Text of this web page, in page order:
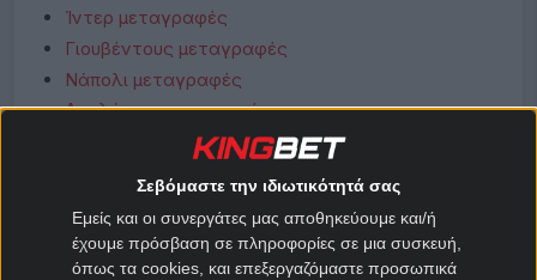
Σεβόμαστε την ιδιωτικότητά σας
Εμείς και οι συνεργάτες μας αποθηκεύουμε και/ή
έχουμε πρόσβαση σε πληροφορίες σε μια συσκευή,
όπως τα cookies, και επεξεργαζόμαστε προσωπικά
Ίντερ μεταγραφές
Γιουβέντους μεταγραφές
Νάπολι μεταγραφές
Αταλάντα μεταγραφές
Λάτσιο μεταγραφές
Φιορεντίνα μεταγραφές
Κόμο μεταγραφές
Μπολόνια μεταγραφές